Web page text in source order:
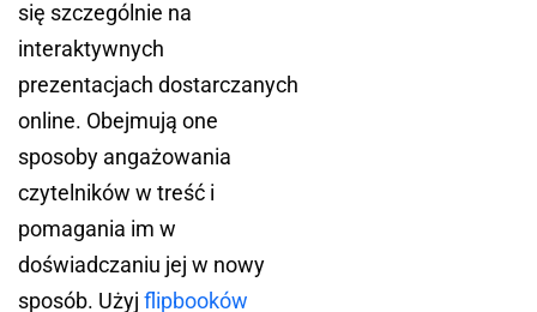
się szczególnie na
interaktywnych
prezentacjach dostarczanych
online. Obejmują one
sposoby angażowania
czytelników w treść i
pomagania im w
doświadczaniu jej w nowy
sposób. Użyj flipbooków